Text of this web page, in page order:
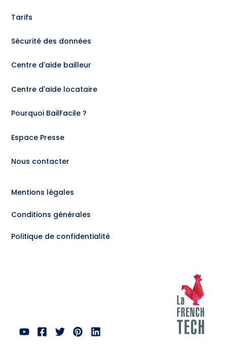
Tarifs
Sécurité des données
Centre d'aide bailleur
Centre d'aide locataire
Pourquoi BailFacile ?
Espace Presse
Nous contacter
Mentions légales
Conditions générales
Politique de confidentialité